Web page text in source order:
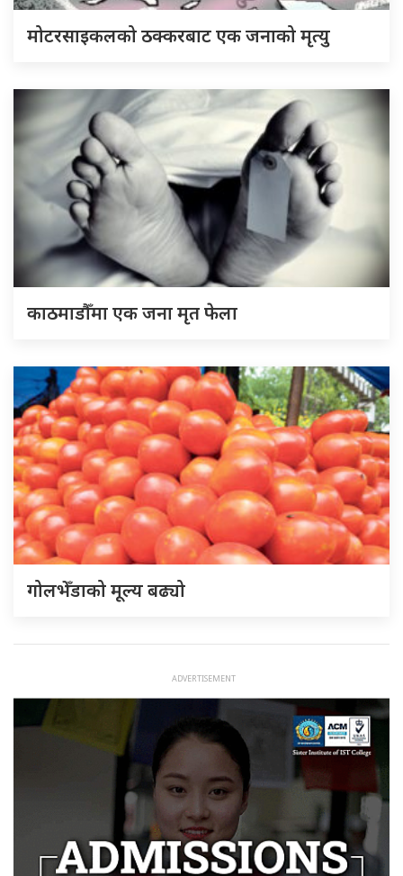
मोटरसाइकलको ठक्करबाट एक जनाको मृत्यु
काठमाडौँमा एक जना मृत फेला
गोलभेँडाको मूल्य बढ्यो